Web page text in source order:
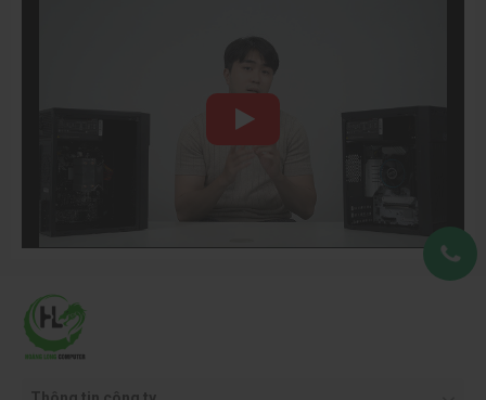
cao, không đáp ứng được các phần mềm AI, đồ họa